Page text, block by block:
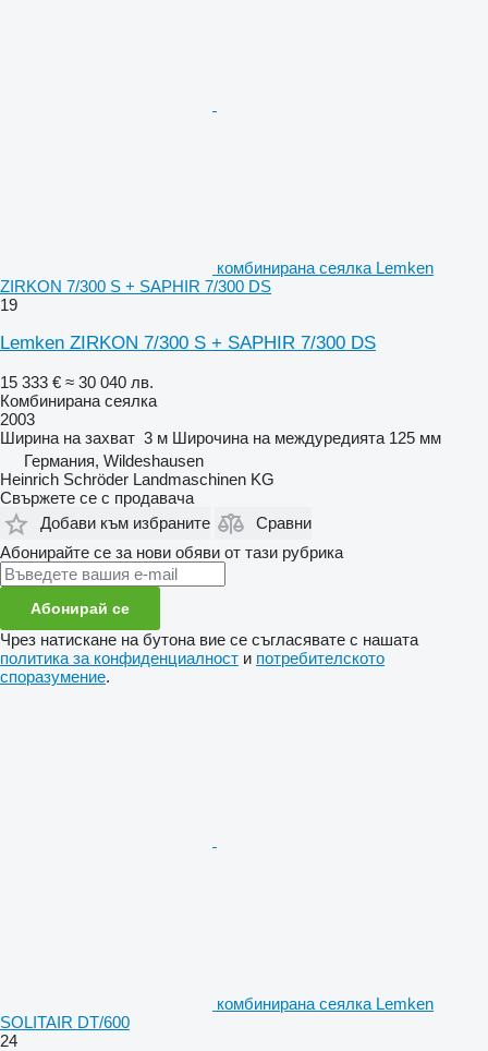
комбинирана сеялка Lemken
ZIRKON 7/300 S + SAPHIR 7/300 DS
19
Lemken ZIRKON 7/300 S + SAPHIR 7/300 DS
15 333 € ≈ 30 040 лв.
Комбинирана сеялка
2003
Ширина на захват 3 м Широчина на междуредията 125 мм
Германия, Wildeshausen
Heinrich Schröder Landmaschinen KG
Свържете се с продавача
Добави към избраните
Сравни
Абонирайте се за нови обяви от тази рубрика
Абонирай се
Чрез натискане на бутона вие се съгласявате с нашата
политика за конфиденциалност и потребителското
споразумение.
комбинирана сеялка Lemken
SOLITAIR DT/600
24